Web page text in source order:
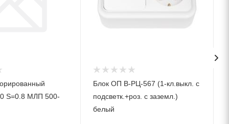
S=0.8 МЛП 500-
Блок ОП В-РЦ-567 (1-кл.выкл. с
подсветк.+роз. c заземл.)
белый